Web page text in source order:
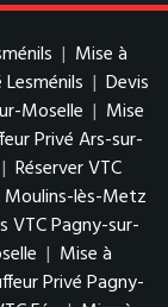
| Mise à
| Devis
Moselle | Mise
Privé Ars-sur-
| Réserver VTC
lès-Metz
VTC Pagny-sur-
| Mise à
Privé Pagny-